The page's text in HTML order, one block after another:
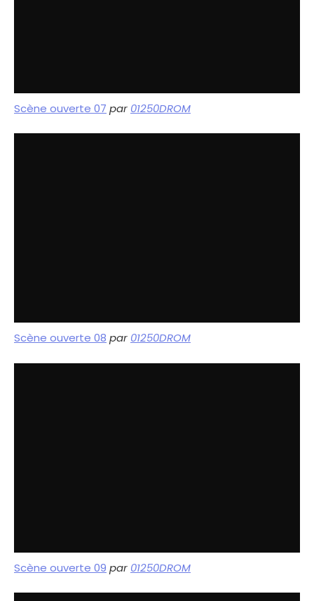
Scène ouverte 07 par 01250DROM
Scène ouverte 08 par 01250DROM
Scène ouverte 09 par 01250DROM